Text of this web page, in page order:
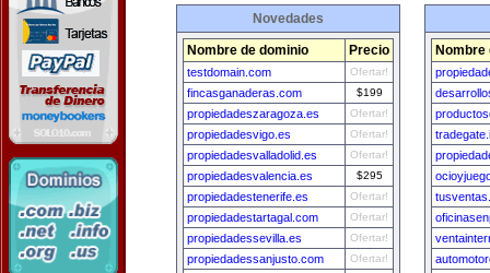
Novedades
Nombre de dominio Precio
testdomain.com Ofertar!
fincasganaderas.com $199
propiedadeszaragoza.es Ofertar!
propiedadesvigo.es Ofertar!
propiedadesvalladolid.es Ofertar!
propiedadesvalencia.es $295
propiedadestenerife.es Ofertar!
propiedadestartagal.com Ofertar!
propiedadessevilla.es Ofertar!
propiedadessanjusto.com Ofertar!
Nombre